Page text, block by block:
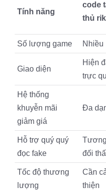
Tính năng
code
thủ
Số lượng game Nhiều
Giao diện
Hiện
trực
Hệ thống
khuyễn mãi
giảm giá
Đa
Hỗ trợ quý quý
đọc fake
Tương
đối
Tốc độ thương
lượng
Cần
thiện